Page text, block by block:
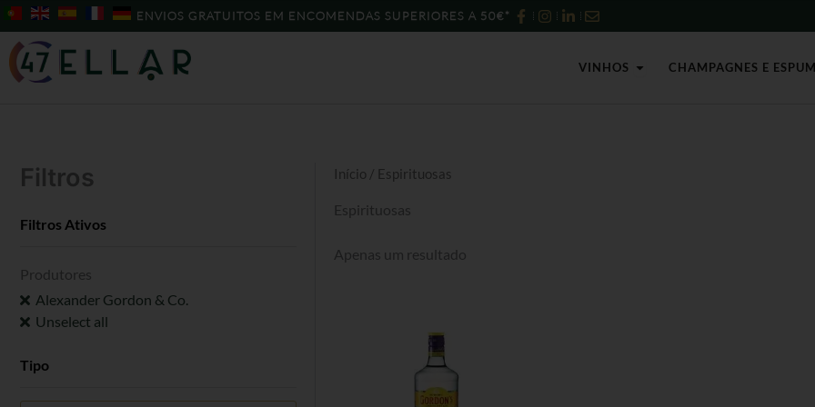
Skip
to
content
ENVIOS GRATUITOS EM ENCOMENDAS SUPERIORES A 50€*
VINHOS Open Vinhos
CHAMPAGNES E
Filtros
Filtros Ativos
Produtores
Alexander Gordon & Co.
Unselect all
Tipo
Início / Espirituosas
Espirituosas
Apenas um resultado